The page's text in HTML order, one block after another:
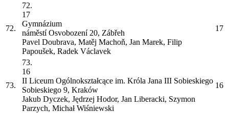
72.
72.
17
Gymnázium
náměstí Osvobození 20, Zábřeh
Pavel Doubrava, Matěj Machoň, Jan Marek, Filip
Papoušek, Radek Václavek
17
73.
73.
16
II Liceum Ogólnokształcące im. Króla Jana III Sobieskiego
Sobieskiego 9, Kraków
Jakub Dyczek, Jędrzej Hodor, Jan Liberacki, Szymon
Parzych, Michał Wiśniewski
16